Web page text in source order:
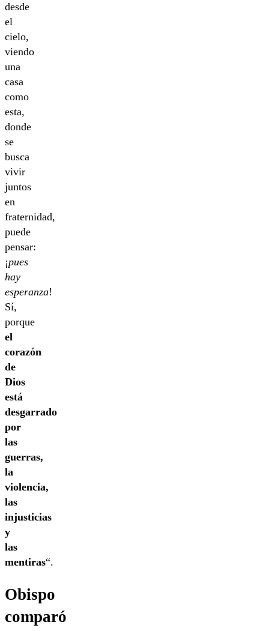
desde
el
cielo,
viendo
una
casa
como
esta,
donde
se
busca
vivir
juntos
en
fraternidad,
puede
pensar:
¡pues
hay
esperanza!
Sí,
porque
el
corazón
de
Dios
está
desgarrado
por
las
guerras,
la
violencia,
las
injusticias
y
las
mentiras“.
Obispo
comparó